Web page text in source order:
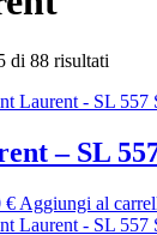
di 88 risultati
base
più
– SL
€Il
prezzo
Aggiungi al